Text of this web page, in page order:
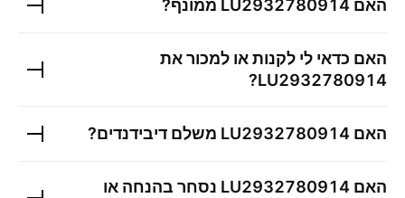
האם LU2932780914 ממונף?
האם כדאי לי לקנות או למכור את
LU2932780914
?
האם LU2932780914 משלם דיבידנדים?
האם LU2932780914 נסחר בהנחה או